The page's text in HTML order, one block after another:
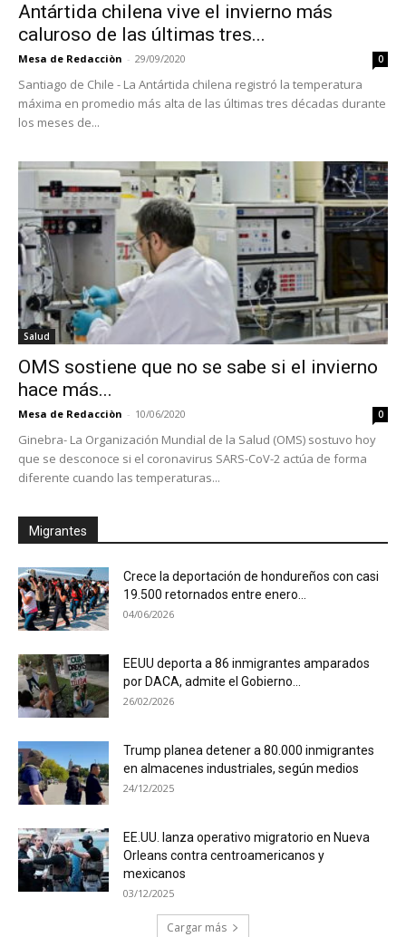
Antártida chilena vive el invierno más
caluroso de las últimas tres...
Mesa de Redacciòn - 29/09/2020 0
Santiago de Chile - La Antártida chilena registró la temperatura
máxima en promedio más alta de las últimas tres décadas durante
los meses de...
Salud
OMS sostiene que no se sabe si el invierno
hace más...
Mesa de Redacciòn - 10/06/2020 0
Ginebra- La Organización Mundial de la Salud (OMS) sostuvo hoy
que se desconoce si el coronavirus SARS-CoV-2 actúa de forma
diferente cuando las temperaturas...
Migrantes
Crece la deportación de hondureños con casi
19.500 retornados entre enero...
04/06/2026
EEUU deporta a 86 inmigrantes amparados
por DACA, admite el Gobierno...
26/02/2026
Trump planea detener a 80.000 inmigrantes
en almacenes industriales, según medios
24/12/2025
EE.UU. lanza operativo migratorio en Nueva
Orleans contra centroamericanos y
mexicanos
03/12/2025
Cargar más